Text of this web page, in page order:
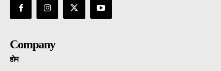
Company
होम